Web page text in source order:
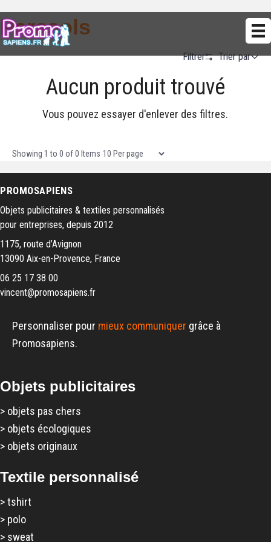
Parasols
Filtrer Trier par
Alphabetical (A to Z)
Alphabetical (Z to A)
Aucun produit trouvé
Vous pouvez essayer d'enlever des filtres.
Showing 1 to 0 of0 Items Items per page
PROMOSAPIENS
Objets publicitaires & textiles personnalisés
pour entreprises, depuis 2012
1175, route d’Avignon
13090 Aix-en-Provence, France
06 25 17 38 00
vincent@promosapiens.fr
Personnaliser pour mieux communiquer grâce à
Promosapiens.
Objets publicitaires
> objets pas chers
> objets écologiques
> objets originaux
Textile personnalisé
>tshirt
> polo
> sweat